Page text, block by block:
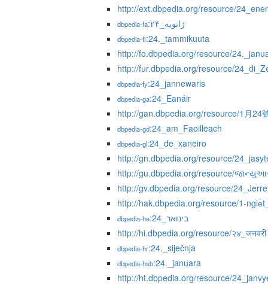
http://ext.dbpedia.org/resource/
dbpedia-fa :۲۴_ژانویه
dbpedia-fi:24._tammikuuta
http://fo.dbpedia.org/resource/
http://fur.dbpedia.org/resource/
dbpedia-fy:24_jannewaris
dbpedia-ga:24_Eanáir
http://gan.dbpedia.org/resource/1月24
dbpedia-gd:24_am_Faoilleach
dbpedia-gl:24_de_xaneiro
http://gn.dbpedia.org/resource/
http://gu.dbpedia.org/resource/
http://gv.dbpedia.org/resource/
http://hak.dbpedia.org/resource/1-
dbpedia-he
:24_בינואר
http://hi.dbpedia.org/resource/२४_जनवरी
dbpedia-hr:24._siječnja
dbpedia-hsb:24._januara
http://ht.dbpedia.org/resource/